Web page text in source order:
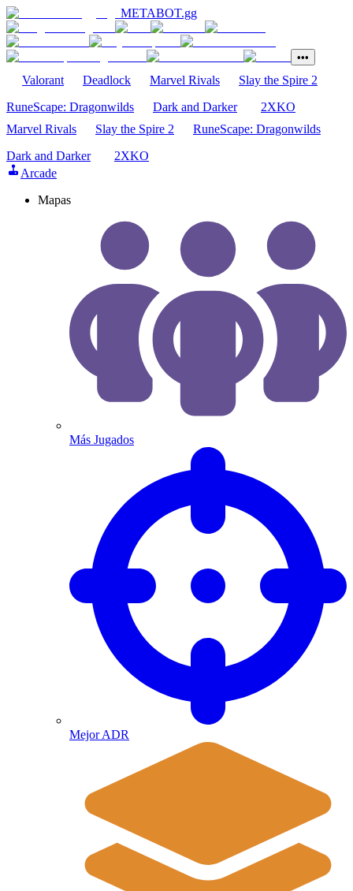
METABOT.gg
•••
Valorant Deadlock Marvel Rivals
Slay the Spire 2
RuneScape: Dragonwilds
Dark and Darker
2XKO
Marvel Rivals
Slay the Spire 2
RuneScape: Dragonwilds
Dark and Darker
2XKO
Arcade
Mapas
Más Jugados
Mejor ADR